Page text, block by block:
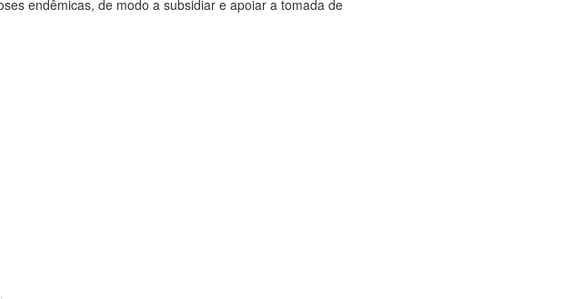
endêmicas, de modo a subsidiar e apoiar a tomada de